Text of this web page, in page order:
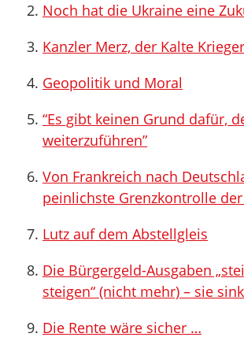
Noch hat die Ukraine eine
Kanzler Merz, der Kalte Krieger
Geopolitik und Moral
“Es gibt keinen Grund dafür,
weiterzuführen”
Von Frankreich nach
peinlichste Grenzkontrolle
Lutz auf dem Abstellgleis
Die Bürgergeld-Ausgaben
steigen“ (nicht mehr) – sie
Die Rente wäre sicher …